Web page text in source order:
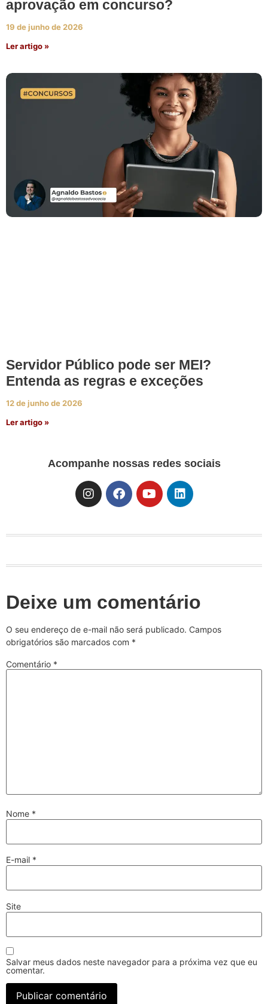
aprovação em concurso?
19 de junho de 2026
Ler artigo »
Servidor Público pode ser MEI?
Entenda as regras e exceções
12 de junho de 2026
Ler artigo »
Acompanhe nossas redes sociais
Deixe um comentário
O seu endereço de e-mail não será publicado. Campos
obrigatórios são marcados com *
Comentário *
Nome *
E-mail *
Site
Salvar meus dados neste navegador para a próxima vez que eu
comentar.